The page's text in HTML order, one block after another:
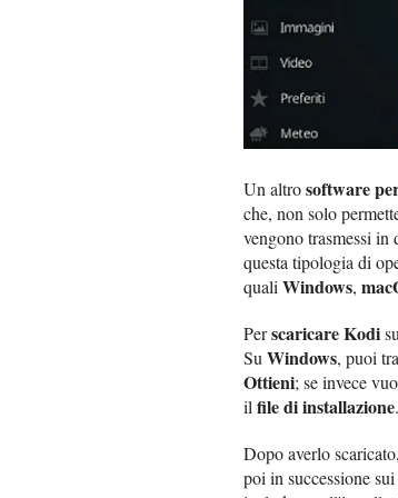
Un altrosoftware
che, non solo
vengono trasmessi
questa tipologia di
qualiWindows,
Perscaricare Kodi
SuWindows, puoi
Ottieni; se invece
ilfile di installazione.
Dopo averlo
poi in successione